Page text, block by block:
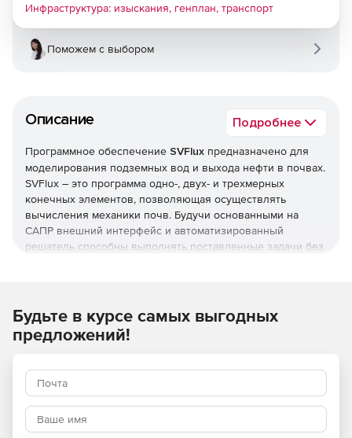
Описание Подробнее
Программное обеспечение SVFlux предназначено для
моделирования подземных вод и выхода нефти в почвах.
SVFlux – это программа одно-, двух- и трехмерных
конечных элементов, позволяющая осуществлять
вычисления механики почв. Будучи основанными на
САПР внешний интерфейс и автоматизированный
решатель способны выполнять поставленные задачи без
буровых скважин и поверхностных почв, в результате
чего создаются комплексные модели. Решение
дополнительные возможности анализа по методу «Монте-
Карло», пространственного варьирования, условия
климатической границы и др.).
Характеристики SVFlux:
Инфраструктура: изыскания, генплан, транспорт
Поможем с выбором
Будьте в курсе самых выгодных
предложений!